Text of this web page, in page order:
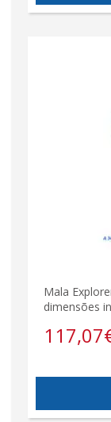
Mala
dimensões
117,07